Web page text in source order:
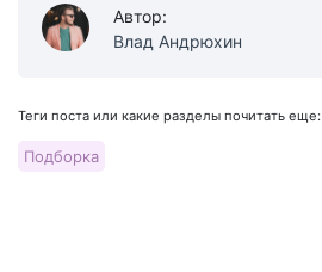
Автор:
Влад Андрюхин
Теги поста или какие разделы почитать еще:
Подборка